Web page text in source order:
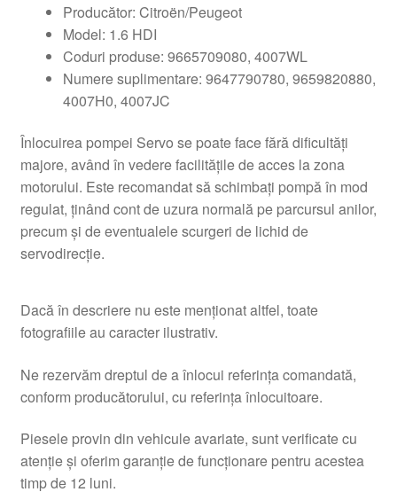
Producător: Citroën/Peugeot
Model: 1.6 HDI
Coduri produse: 9665709080, 4007WL
Numere suplimentare: 9647790780, 9659820880,
4007H0, 4007JC
Înlocuirea pompei Servo se poate face fără dificultăți
majore, având în vedere facilitățile de acces la zona
motorului. Este recomandat să schimbați pompă în mod
regulat, ținând cont de uzura normală pe parcursul anilor,
precum și de eventualele scurgeri de lichid de
servodirecție.
Dacă în descriere nu este menționat altfel, toate
fotografiile au caracter ilustrativ.
Ne rezervăm dreptul de a înlocui referința comandată,
conform producătorului, cu referința înlocuitoare.
Piesele provin din vehicule avariate, sunt verificate cu
atenție și oferim garanție de funcționare pentru acestea
timp de 12 luni.